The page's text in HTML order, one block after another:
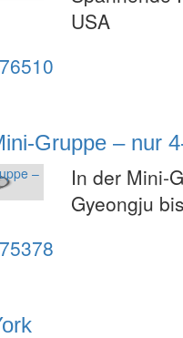
USA
76510
Gruppe – nur
In der Mini-
Gyeongju
75378